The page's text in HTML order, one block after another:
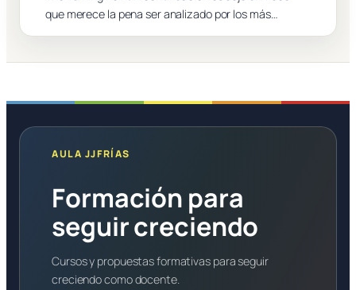
que merece la pena ser analizado por los más…
AULA JJFRÍAS
Formación para
seguir creciendo
Cursos y propuestas formativas para seguir
creciendo como docente.